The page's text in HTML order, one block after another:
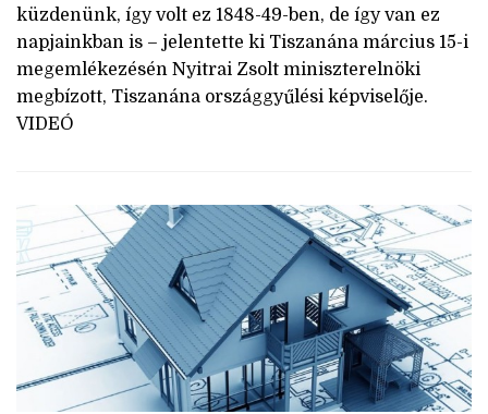
küzdenünk, így volt ez 1848-49-ben, de így van ez
napjainkban is – jelentette ki Tiszanána március 15-i
megemlékezésén Nyitrai Zsolt miniszterelnöki
megbízott, Tiszanána országgyűlési képviselője.
VIDEÓ